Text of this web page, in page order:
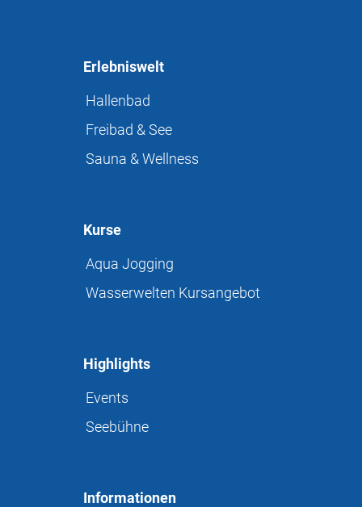
Erlebniswelt
Hallenbad
Freibad & See
Sauna & Wellness
Kurse
Aqua Jogging
Wasserwelten Kursangebot
Highlights
Events
Seebühne
Informationen